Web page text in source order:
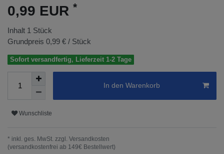
0,99 EUR *
Inhalt 1 Stück
Grundpreis 0,99 € / Stück
Sofort versandfertig, Lieferzeit 1-2 Tage
In den Warenkorb
Wunschliste
* inkl. ges. MwSt. zzgl. Versandkosten
(versandkostenfrei ab 149€ Bestellwert)